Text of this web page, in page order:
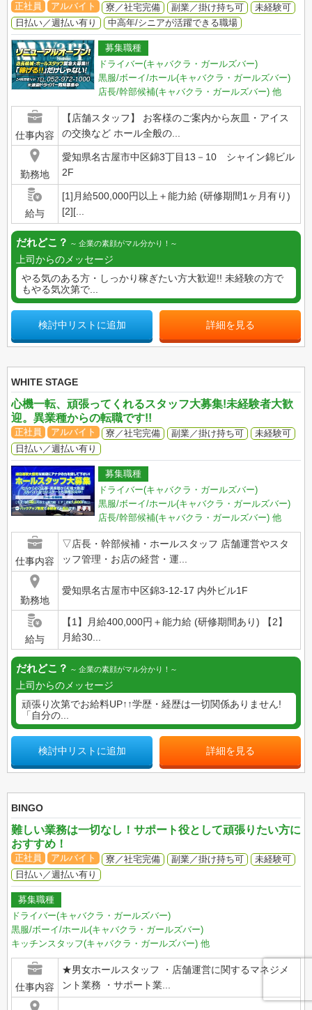
正社員 アルバイト 寮／社宅完備 副業／掛け持ち可
未経験可
日払い／週払い有り
中高年/シニアが活躍できる職場
募集職種
ドライバー(キャバクラ・ガールズバー)
黒服/ボーイ/ホール(キャバクラ・ガールズバー)
店長/幹部候補(キャバクラ・ガールズバー) 他
仕事内容
【店舗スタッフ】 お客様のご案内から灰皿・アイス
の交換など ホール全般の...
勤務地
愛知県名古屋市中区錦3丁目13－10 シャイン錦ビル
2F
給与
[1]月給500,000円以上＋能力給 (研修期間1ヶ月有り)
[2][...
だれどこ？ 企業の素顔がマル分かり！
上司からのメッセージ
やる気のある方・しっかり稼ぎたい方大歓迎!! 未経験の方で
もやる気次第で...
検討中リストに追加 詳細を見る
WHITE STAGE
心機一転、頑張ってくれるスタッフ大募集!未経験者大歓
迎。異業種からの転職です!!
正社員 アルバイト 寮／社宅完備 副業／掛け持ち可
未経験可
日払い／週払い有り
募集職種
ドライバー(キャバクラ・ガールズバー)
黒服/ボーイ/ホール(キャバクラ・ガールズバー)
店長/幹部候補(キャバクラ・ガールズバー) 他
仕事内容
▽店長・幹部候補・ホールスタッフ 店舗運営やスタ
ッフ管理・お店の経営・運...
勤務地
愛知県名古屋市中区錦3-12-17 内外ビル1F
給与
【1】月給400,000円＋能力給 (研修期間あり) 【2】
月給30...
だれどこ？ 企業の素顔がマル分かり！
上司からのメッセージ
頑張り次第でお給料UP↑↑学歴・経歴は一切関係ありません!
「自分の...
検討中リストに追加 詳細を見る
BINGO
難しい業務は一切なし！サポート役として頑張りたい方に
おすすめ！
正社員 アルバイト 寮／社宅完備 副業／掛け持ち可
未経験可
日払い／週払い有り
募集職種
ドライバー(キャバクラ・ガールズバー)
黒服/ボーイ/ホール(キャバクラ・ガールズバー)
キッチンスタッフ(キャバクラ・ガールズバー) 他
仕事内容
★男女ホールスタッフ ・店舗運営に関するマネジメ
ント業務 ・サポート業...